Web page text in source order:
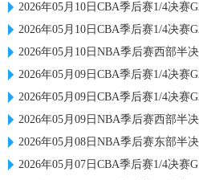
2026年05月10日CBA季后赛1/4决赛
2026年05月10日CBA季后赛1/4决赛
2026年05月10日NBA季后赛西部半
2026年05月09日CBA季后赛1/4决赛
2026年05月09日CBA季后赛1/4决赛
2026年05月09日NBA季后赛西部半
2026年05月08日NBA季后赛东部半
2026年05月07日CBA季后赛1/4决赛